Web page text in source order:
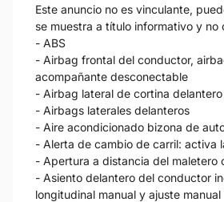
Este anuncio no es vinculante,
se muestra a título informativo y no
- ABS
- Airbag frontal del conductor,
acompañante desconectable
- Airbag lateral de cortina
- Airbags laterales delanteros
- Aire acondicionado bizona de
- Alerta de cambio de carril: activa
- Apertura a distancia del maletero
- Asiento delantero del conductor
longitudinal manual y ajuste